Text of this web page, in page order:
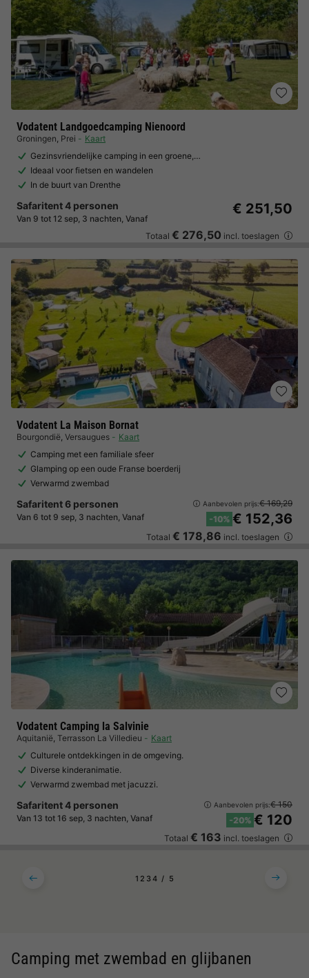
Vodatent Landgoedcamping Nienoord
Groningen, Prei
Kaart
Gezinsvriendelijke camping in een groene,…
Ideaal voor fietsen en wandelen
In de buurt van Drenthe
Safaritent 4 personen
Van 9 tot 12 sep, 3 nachten, Vanaf
€ 251,50
Totaal € 276,50 incl. toeslagen
Vodatent La Maison Bornat
Bourgondië, Versaugues
Kaart
Camping met een familiale sfeer
Glamping op een oude Franse boerderij
Verwarmd zwembad
Safaritent 6 personen
Van 6 tot 9 sep, 3 nachten, Vanaf
Aanbevolen prijs:€ 169,29
-10% € 152,36
Totaal € 178,86 incl. toeslagen
Vodatent Camping la Salvinie
Aquitanië, Terrasson La Villedieu
Kaart
Culturele ontdekkingen in de omgeving.
Diverse kinderanimatie.
Verwarmd zwembad met jacuzzi.
Safaritent 4 personen
Van 13 tot 16 sep, 3 nachten, Vanaf
Aanbevolen prijs:€ 150
-20% € 120
Totaal € 163 incl. toeslagen
1 2 3 4 5
Camping met zwembad en glijbanen